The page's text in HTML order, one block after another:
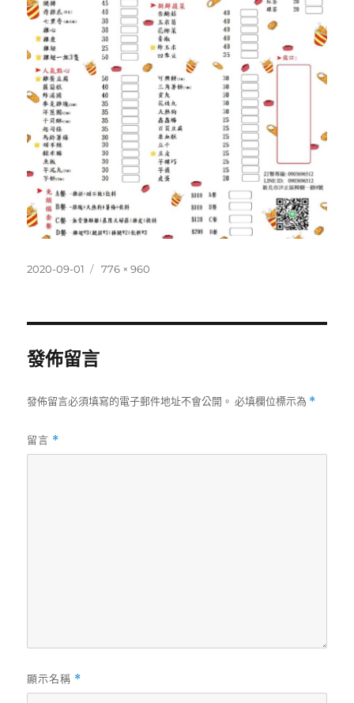
發
2020-09-01
完
776 × 960
發佈留言
發佈留言必須填寫的電子郵件地址不會公開。 必填欄位標示為 *
留言 *
顯示名稱 *